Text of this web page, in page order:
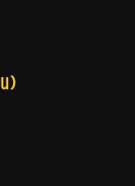
)